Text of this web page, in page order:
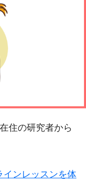
住の研究者から
インレッスンを体